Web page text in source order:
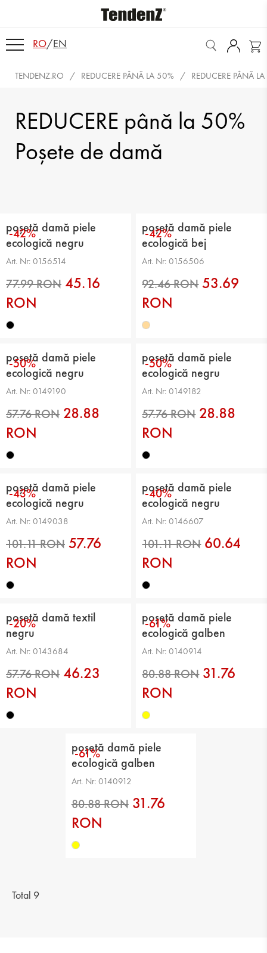
RO/EN
TENDENZ.RO REDUCERE PÂNĂ LA 50% REDUCERE PÂNĂ
REDUCERE până la 50%
Poşete de damă
-42%
poșetă damă piele
ecologică negru
Art. Nr: 0156514
77.99 RON
45.16
RON
-42%
poșetă damă piele
ecologică bej
Art. Nr: 0156506
92.46 RON
53.69
RON
-50%
poșetă damă piele
ecologică negru
Art. Nr: 0149190
57.76 RON
28.88
RON
-50%
poșetă damă piele
ecologică negru
Art. Nr: 0149182
57.76 RON
28.88
RON
-43%
poșetă damă piele
ecologică negru
Art. Nr: 0149038
101.11 RON
57.76
RON
-40%
poșetă damă piele
ecologică negru
Art. Nr: 0146607
101.11 RON
60.64
RON
-20%
poșetă damă textil
negru
Art. Nr: 0143684
57.76 RON
46.23
RON
-61%
poșetă damă piele
ecologică galben
Art. Nr: 0140914
31.76
RON
-61%
poșetă damă piele
ecologică galben
Art. Nr: 0140912
31.76
RON
Total 9